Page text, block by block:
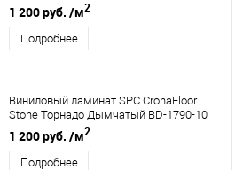
1 200 руб. /м2
Подробнее
Виниловый ламинат SPC CronaFloor
Stone Торнадо Дымчатый BD-1790-10
1 200 руб. /м2
Подробнее